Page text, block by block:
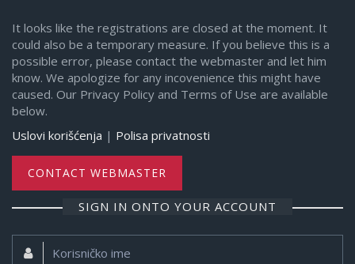
It looks like the registrations are closed at the moment. It
could also be a temporary measure. If you believe this is a
possible error, please contact the webmaster and let him
know. We apologize for any incovenience this might have
caused. Our Privacy Policy and Terms of Use are available
below.
Uslovi korišćenja | Polisa privatnosti
CONTACT WEBMASTER
SIGN IN ONTO YOUR ACCOUNT
Korisničko